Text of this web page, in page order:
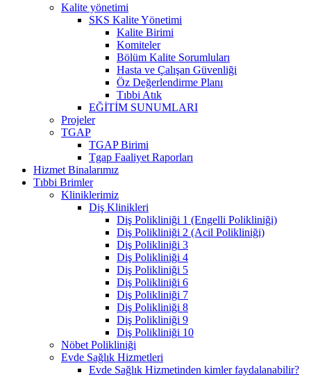
Kalite yönetimi
SKS Kalite Yönetimi
Kalite Birimi
Komiteler
Bölüm Kalite Sorumluları
Hasta ve Çalışan Güvenliği
Öz Değerlendirme Planı
Tıbbi Atık
EĞİTİM SUNUMLARI
Projeler
TGAP
TGAP Birimi
Tgap Faaliyet Raporları
Hizmet Binalarımız
Tıbbi Brimler
Kliniklerimiz
Diş Klinikleri
Diş Polikliniği 1 (Engelli Polikliniği)
Diş Polikliniği 2 (Acil Polikliniği)
Diş Polikliniği 3
Diş Polikliniği 4
Diş Polikliniği 5
Diş Polikliniği 6
Diş Polikliniği 7
Diş Polikliniği 8
Diş Polikliniği 9
Diş Polikliniği 10
Nöbet Polikliniği
Evde Sağlık Hizmetleri
Evde Sağlık Hizmetinden kimler faydalanabilir?